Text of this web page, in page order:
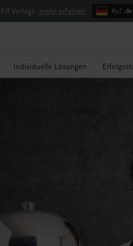
Verlags. mehr erfahren Auf .de
Individuelle Lösungen